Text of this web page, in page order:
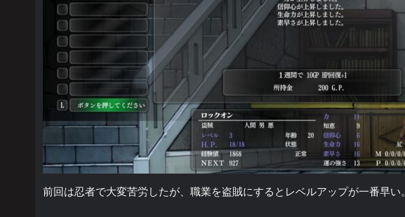
前回は忍者で大変苦労したが、職業を盗賊にするとレベルアップが一番早い。